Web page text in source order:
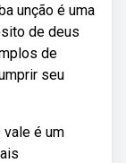
unção é uma
de deus
de
seu
vale é um